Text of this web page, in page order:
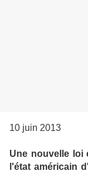
10 juin 2013
Une nouvelle loi
l'état américain